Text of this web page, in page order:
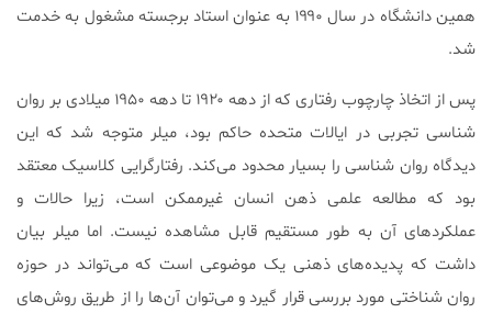
همین دانشگاه در سال ۱۹۹۰ به عنوان استاد برجسته مشغول به خدمت
شد.
پس از اتخاذ چارچوب رفتاری که از دهه ۱۹۲۰ تا دهه ۱۹۵۰ میلادی بر روان
شناسی تجربی در ایالات متحده حاکم بود، میلر متوجه شد که این
دیدگاه روان شناسی را بسیار محدود می‌کند. رفتارگرایی کلاسیک معتقد
بود که مطالعه علمی ذهن انسان غیرممکن است، زیرا حالات و
عملکردهای آن به طور مستقیم قابل مشاهده نیست. اما میلر بیان
داشت که پدیده‌های ذهنی یک موضوعی است که می‌تواند در حوزه
روان شناختی مورد بررسی قرار گیرد و می‌توان آن‌ها را از طریق روش‌های